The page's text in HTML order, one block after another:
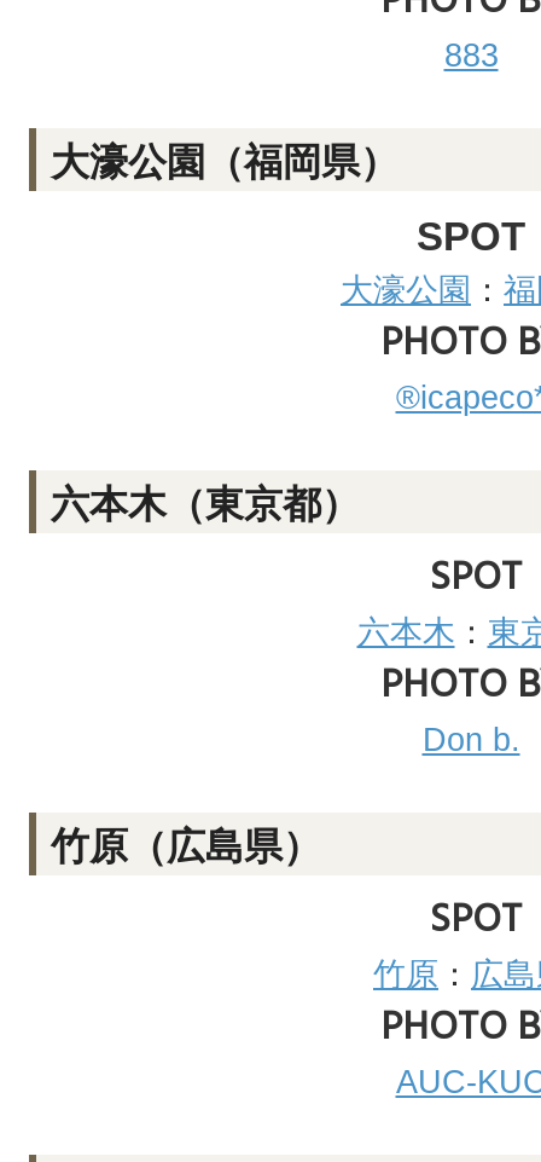
883
大濠公園（福岡県）
SPOT
大濠公園 ：
PHOTO
六本木（東京都）
SPOT
六本木 ： 東
PHOTO
Don b.
竹原（広島県）
SPOT
竹原 ： 広
PHOTO
AUC-